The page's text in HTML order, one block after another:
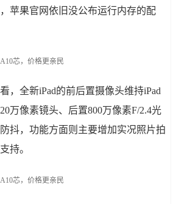
苹果官网依旧没公布运行内存的配
，全新iPad的前后置摄像头维持iPad
万像素镜头、后置800万像素F/2.4光
抖，功能方面则主要增加实况照片拍
持。